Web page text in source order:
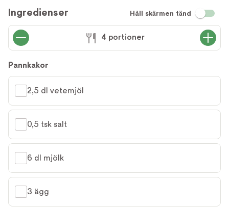
Ingredienser Håll skärmen tänd
4 portioner
Pannkakor
2,5 dl vetemjöl
0,5 tsk salt
6 dl mjölk
3 ägg